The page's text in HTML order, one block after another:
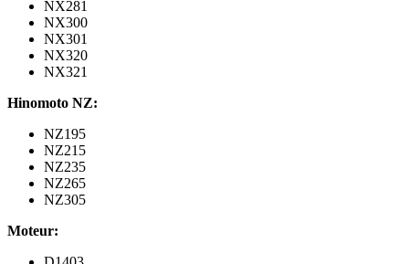
NX281
NX300
NX301
NX320
NX321
Hinomoto NZ:
NZ195
NZ215
NZ235
NZ265
NZ305
Moteur: